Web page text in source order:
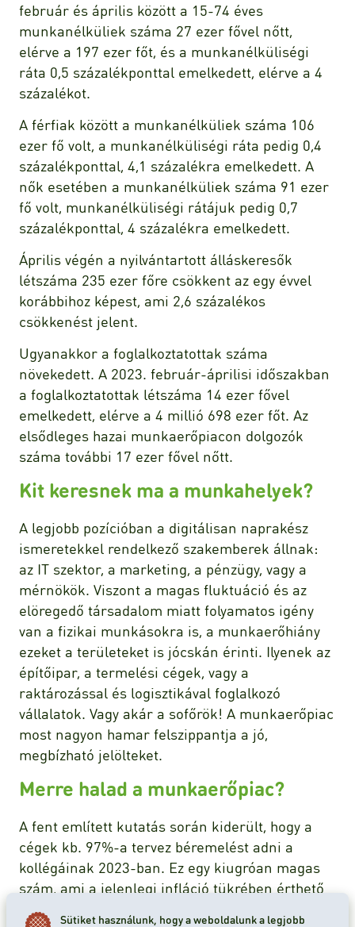
február és április között a 15-74 éves
munkanélküliek száma 27 ezer fővel nőtt,
elérve a 197 ezer főt, és a munkanélküliségi
ráta 0,5 százalékponttal emelkedett, elérve a 4
százalékot.
A férfiak között a munkanélküliek száma 106
ezer fő volt, a munkanélküliségi ráta pedig 0,4
százalékponttal, 4,1 százalékra emelkedett. A
nők esetében a munkanélküliek száma 91 ezer
fő volt, munkanélküliségi rátájuk pedig 0,7
százalékponttal, 4 százalékra emelkedett.
Április végén a nyilvántartott álláskeresők
létszáma 235 ezer főre csökkent az egy évvel
korábbihoz képest, ami 2,6 százalékos
csökkenést jelent.
Ugyanakkor a foglalkoztatottak száma
növekedett. A 2023. február-áprilisi időszakban
a foglalkoztatottak létszáma 14 ezer fővel
emelkedett, elérve a 4 millió 698 ezer főt. Az
elsődleges hazai munkaerőpiacon dolgozók
száma további 17 ezer fővel nőtt.
Kit keresnek ma a munkahelyek?
A legjobb pozícióban a digitálisan naprakész
ismeretekkel rendelkező szakemberek állnak:
az IT szektor, a marketing, a pénzügy, vagy a
mérnökök. Viszont a magas fluktuáció és az
elöregedő társadalom miatt folyamatos igény
van a fizikai munkásokra is, a munkaerőhiány
ezeket a területeket is jócskán érinti. Ilyenek az
építőipar, a termelési cégek, vagy a
raktározással és logisztikával foglalkozó
vállalatok. Vagy akár a sofőrök! A munkaerőpiac
most nagyon hamar felszippantja a jó,
megbízható jelölteket.
Merre halad a munkaerőpiac?
A fent említett kutatás során kiderült, hogy a
cégek kb. 97%-a tervez béremelést adni a
kollégáinak 2023-ban. Ez egy kiugróan magas
szám, ami a jelenlegi infláció tükrében érthető
is. A gond viszont az, hogy a vállalatok által
Sütiket használunk, hogy a weboldalunk a legjobb